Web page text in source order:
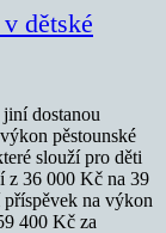
dětské
dostanou
pěstounské
slouží pro děti
z 36 000 Kč na 39
na výkon
400 Kč za